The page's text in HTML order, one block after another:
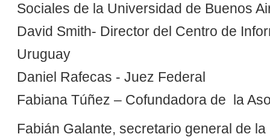
Sociales de la Universidad de Buenos
David Smith- Director del Centro de
Uruguay
Daniel Rafecas - Juez Federal
Fabiana Túñez – Cofundadora de la
Fabián Galante, secretario general de